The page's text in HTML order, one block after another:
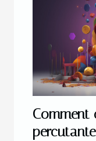
Comment